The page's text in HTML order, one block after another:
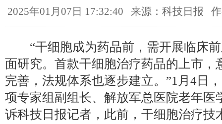
2025年01月07日 17:32:40 来源：科技日报
“干细胞成为药品前，需开展临床前
面研究。首款干细胞治疗药品的上市，
完善，法规体系也逐步建立。”1月4日
项专家组副组长、解放军总医院老年医
诉科技日报记者，此前，干细胞治疗技